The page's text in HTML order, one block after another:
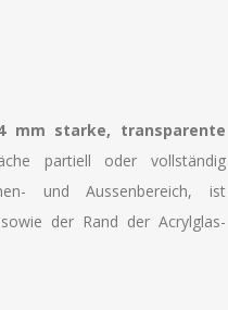
mm starke, transparente
partiell oder vollständig
und Aussenbereich, ist
der Rand der Acrylglas-